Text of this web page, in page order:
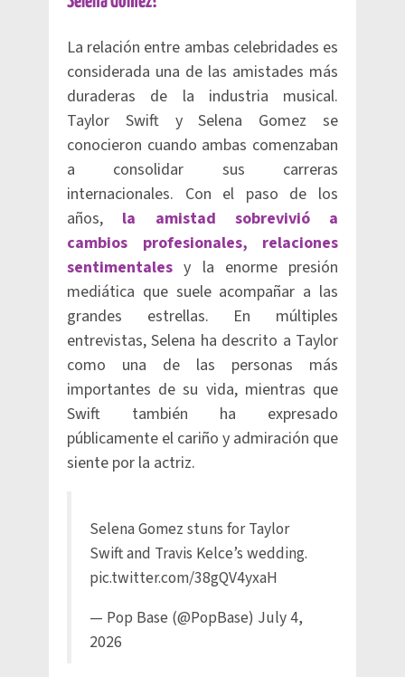
La relación entre ambas celebridades es
considerada una de las amistades más
duraderas de la industria musical.
Taylor Swift y Selena Gomez se
conocieron cuando ambas comenzaban
a consolidar sus carreras
internacionales. Con el paso de los
años, la amistad sobrevivió a
cambios profesionales, relaciones
sentimentalesy la enorme presión
mediática que suele acompañar a las
grandes estrellas. En múltiples
entrevistas, Selena ha descrito a Taylor
como una de las personas más
importantes de su vida, mientras que
Swift también ha expresado
públicamente el cariño y admiración que
siente por la actriz.
Selena Gomez stuns for Taylor
Swift and Travis Kelce’s wedding.
pic.twitter.com/38gQV4yxaH
— Pop Base (@PopBase) July 4,
2026